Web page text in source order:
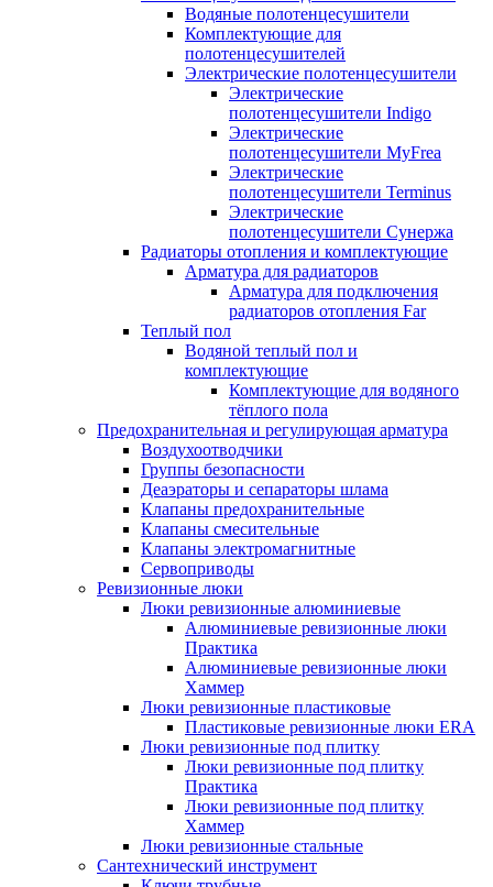
Водяные полотенцесушители
Комплектующие для
полотенцесушителей
Электрические полотенцесушители
Электрические
полотенцесушители Indigo
Электрические
полотенцесушители MyFrea
Электрические
полотенцесушители Terminus
Электрические
полотенцесушители Сунержа
Радиаторы отопления и комплектующие
Арматура для радиаторов
Арматура для подключения
радиаторов отопления Far
Теплый пол
Водяной теплый пол и
комплектующие
Комплектующие для водяного
тёплого пола
Предохранительная и регулирующая арматура
Воздухоотводчики
Группы безопасности
Деаэраторы и сепараторы шлама
Клапаны предохранительные
Клапаны смесительные
Клапаны электромагнитные
Сервоприводы
Ревизионные люки
Люки ревизионные алюминиевые
Алюминиевые ревизионные люки
Практика
Алюминиевые ревизионные люки
Хаммер
Люки ревизионные пластиковые
Пластиковые ревизионные люки ERA
Люки ревизионные под плитку
Люки ревизионные под плитку
Практика
Люки ревизионные под плитку
Хаммер
Люки ревизионные стальные
Сантехнический инструмент